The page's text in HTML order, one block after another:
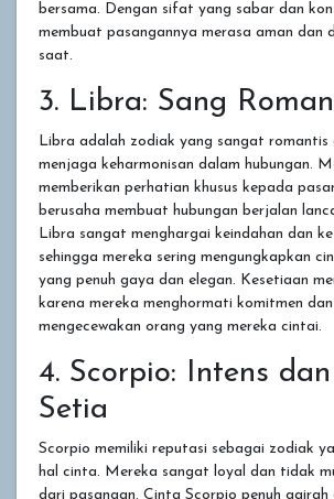
bersama. Dengan sifat yang sabar dan
membuat pasangannya merasa aman dan
saat.
3. Libra: Sang
Libra adalah zodiak yang sangat romantis
menjaga keharmonisan dalam hubungan.
memberikan perhatian khusus kepada
berusaha membuat hubungan berjalan
Libra sangat menghargai keindahan dan
sehingga mereka sering mengungkapkan
yang penuh gaya dan elegan. Kesetiaan
karena mereka menghormati komitmen
mengecewakan orang yang mereka cintai.
4. Scorpio: Intens
Setia
Scorpio memiliki reputasi sebagai zodiak
hal cinta. Mereka sangat loyal dan tidak
dari pasangan. Cinta Scorpio penuh gairah